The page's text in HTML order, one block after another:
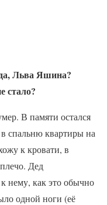
Льва Яшина?
стало?
В памяти остался
спальню квартиры на
к кровати, в
Дед
нему, как это обычно
одной ноги (её